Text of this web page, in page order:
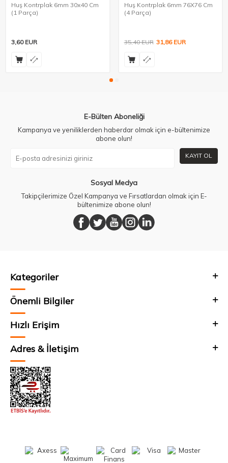
Huş Kontrplak 6mm 30x40 Cm
(1 Parça)
3,60EUR
Huş Kontrplak 6mm 76X76 Cm
(4 Parça)
35,40EUR 31,86EUR
E-Bülten Aboneliği
Kampanya ve yeniliklerden haberdar olmak için e-bültenimize
abone olun!
KAYIT OL
Sosyal Medya
Takipçilerimize Özel Kampanya ve Fırsatlardan olmak için E-
bültenimize abone olun!
Kategoriler
Önemli Bilgiler
Hızlı Erişim
Adres & İletişim